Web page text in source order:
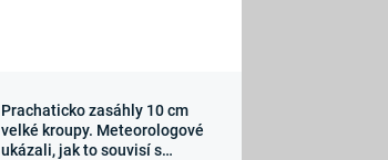
Sledujte nás
Prachaticko zasáhly 10 cm
velké kroupy. Meteorologové
ukázali, jak to souvisí s